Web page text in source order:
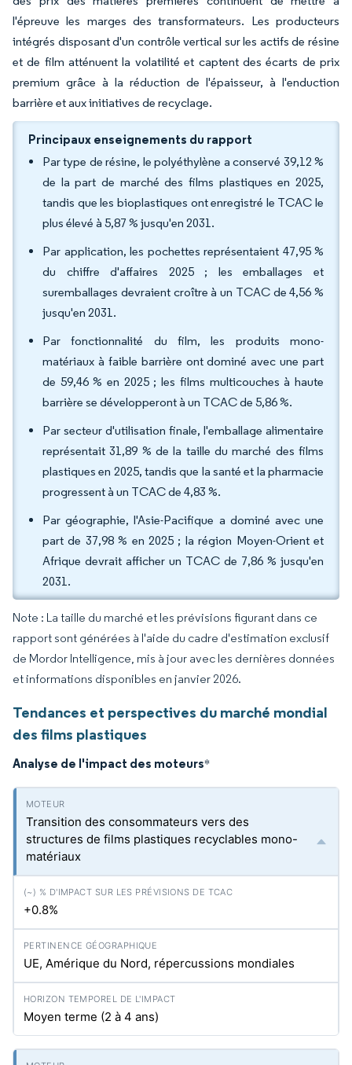
l'épreuve les marges des transformateurs. Les producteurs
intégrés disposant d'un contrôle vertical sur les actifs de résine
et de film atténuent la volatilité et captent des écarts de prix
premium grâce à la réduction de l'épaisseur, à l'enduction
barrière et aux initiatives de recyclage.
Principaux enseignements du rapport
Par type de résine, le polyéthylène a conservé 39,12 %
de la part de marché des films plastiques en 2025,
tandis que les bioplastiques ont enregistré le TCAC le
plus élevé à 5,87 % jusqu'en 2031.
Par application, les pochettes représentaient 47,95 %
du chiffre d'affaires 2025 ; les emballages et
suremballages devraient croître à un TCAC de 4,56 %
jusqu'en 2031.
Par fonctionnalité du film, les produits mono-
matériaux à faible barrière ont dominé avec une part
de 59,46 % en 2025 ; les films multicouches à haute
barrière se développeront à un TCAC de 5,86 %.
Par secteur d'utilisation finale, l'emballage alimentaire
représentait 31,89 % de la taille du marché des films
plastiques en 2025, tandis que la santé et la pharmacie
progressent à un TCAC de 4,83 %.
Par géographie, l'Asie-Pacifique a dominé avec une
part de 37,98 % en 2025 ; la région Moyen-Orient et
Afrique devrait afficher un TCAC de 7,86 % jusqu'en
2031.
Note : La taille du marché et les prévisions figurant dans ce
rapport sont générées à l'aide du cadre d'estimation exclusif
de Mordor Intelligence, mis à jour avec les dernières données
et informations disponibles en janvier 2026.
Tendances et perspectives du marché mondial
des films plastiques
Analyse de l'impact des moteurs*
Transition des consommateurs vers des
structures de films plastiques recyclables mono-
matériaux
+0.8%
UE, Amérique du Nord, répercussions mondiales
Moyen terme (2 à 4 ans)